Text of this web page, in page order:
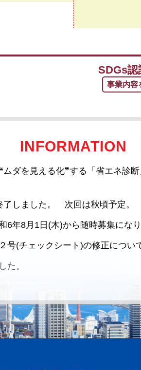
SDGs認
事業内容
INFORMATION
ムダを見える化❞する「省エネ診
了しました。 次回は秋頃予定。
6年8月1日(木)から随時募集にな
号(チェックシート)の修正につい
た。